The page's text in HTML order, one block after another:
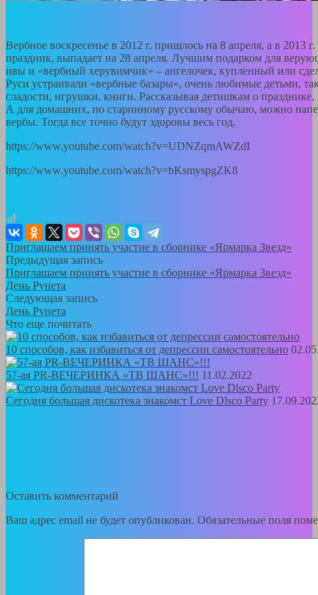
Вербное воскресенье в 2012 г. пришлось на 8 апреля, а в 2013
праздник, выпадает на 28 апреля. Лучшим подарком для
ивы и «вербный херувимчик» – ангелочек, купленный или
Руси устраивали «вербные базары», очень любимые детьми,
сладости, игрушки, книги. Рассказывая детишкам о празднике,
А для домашних, по старинному русскому обычаю, можно
вербы. Тогда все точно будут здоровы весь год.
https://www.youtube.com/watch?v=UDNZqmAWZdI
https://www.youtube.com/watch?v=bKsmyspgZK8
Приглашаем принять участие в сборнике «Ярмарка Звезд»
Предыдущая запись
Приглашаем принять участие в сборнике «Ярмарка Звезд»
День Рунета
Следующая запись
День Рунета
Что еще почитать
10 способов, как избавиться от депрессии самостоятельно
57-ая PR-ВЕЧЕРИНКА «ТВ ШАНС»!!! 11.02.2022
Сегодня большая дискотека знакомст Love Dlsco Party
Оставить комментарий
Ваш адрес email не будет опубликован. Обязательные поля